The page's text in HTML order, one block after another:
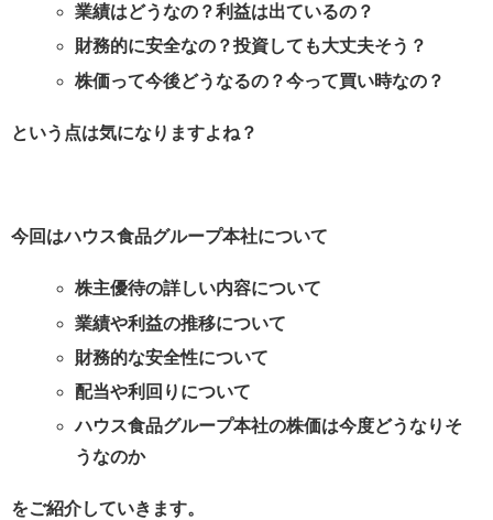
業績はどうなの？利益は出ているの？
財務的に安全なの？投資しても大丈夫そう？
株価って今後どうなるの？今って買い時なの？
という点は気になりますよね？
今回はハウス食品グループ本社について
株主優待の詳しい内容について
業績や利益の推移について
財務的な安全性について
配当や利回りについて
ハウス食品グループ本社の株価は今度どうなりそ
うなのか
をご紹介していきます。